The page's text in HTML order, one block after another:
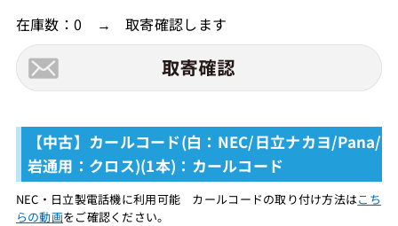
在庫数：0 → 取寄確認します
【中古】カールコード(白：NEC/日立ナカヨ/Pana/
岩通用：クロス)(1本)：カールコード
NEC・日立製電話機に利用可能 カールコードの取り付け方法はこち
らの動画をご確認ください。